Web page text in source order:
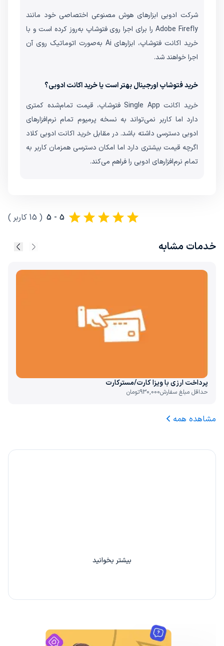
شرکت ادوبی ابزارهای هوش مصنوعی اختصاصی خود مانند
Adobe Firefly را برای اجرا روی فتوشاپ به‌روز کرده است و با
خرید اکانت فتوشاپ، ابزارهای Ai به‌صورت اتوماتیک روی آن
اجرا خواهند شد.
خرید فتوشاپ اورجینال بهتر است یا خرید اکانت ادوبی؟
خرید اکانت Single App فتوشاپ، قیمت تمام‌شده کمتری
دارد اما کاربر نمی‌تواند به نسخه پرمیوم تمام نرم‌افزارهای
ادوبی دسترسی داشته باشد. در مقابل خرید اکانت ادوبی کلاد
اگرچه قیمت بیشتری دارد اما امکان دسترسی همزمان کاربر به
تمام نرم‌افزارهای ادوبی را فراهم می‌کند.
5 - 5
(
15 کاربر )
خدمات مشابه
پرداخت ارزی با ویزا کارت/مسترکارت
حداقل مبلغ سفارش930,000تومان
مشاهده همه
بیشتر بخوانید